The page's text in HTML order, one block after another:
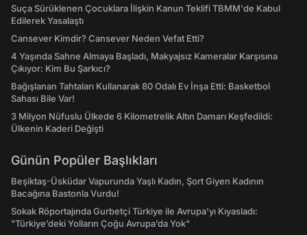
Suça Sürüklenen Çocuklara İlişkin Kanun Teklifi TBMM'de Kabul
Edilerek Yasalaştı
Cansever Kimdir? Cansever Neden Vefat Etti?
4 Yaşında Sahne Almaya Başladı, Makyajsız Kameralar Karşısına
Çıkıyor: Kim Bu Şarkıcı?
Bağışlanan Tahtaları Kullanarak 80 Odalı Ev İnşa Etti: Basketbol
Sahası Bile Var!
3 Milyon Nüfuslu Ülkede 6 Kilometrelik Altın Damarı Keşfedildi:
Ülkenin Kaderi Değişti
Günün Popüler Başlıkları
Beşiktaş-Üsküdar Vapurunda Yaşlı Kadın, Şort Giyen Kadının
Bacağına Bastonla Vurdu!
Sokak Röportajında Gurbetçi Türkiye ile Avrupa'yı Kıyasladı:
"Türkiye’deki Yolların Çoğu Avrupa’da Yok"